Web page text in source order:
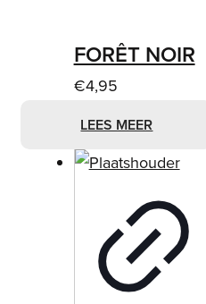
FORÊT NOIR
€4,95
LEES MEER